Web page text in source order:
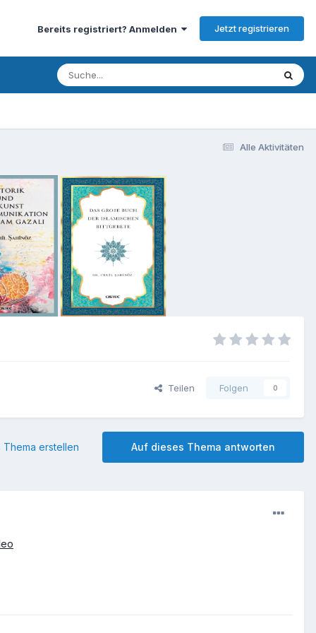
Bereits registriert? Anmelden Jetzt registrieren
Alle Aktivitäten
Teilen Folgen 0
Auf dieses Thema antworten
Thema erstellen